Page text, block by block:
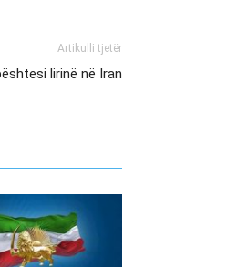
Artikulli tjetër
lirinë në Iran